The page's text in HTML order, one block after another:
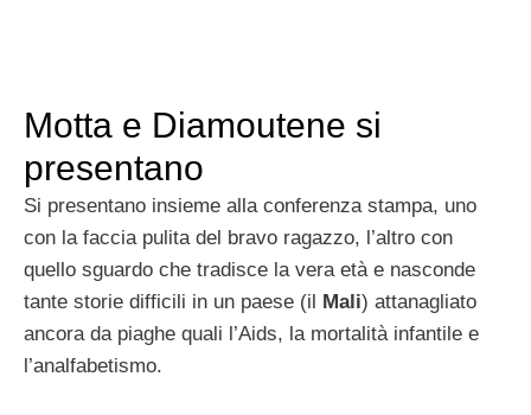
Motta e Diamoutene si
presentano
Si presentano insieme alla conferenza stampa, uno
con la faccia pulita del bravo ragazzo, l’altro con
quello sguardo che tradisce la vera età e nasconde
tante storie difficili in un paese (il Mali) attanagliato
ancora da piaghe quali l’Aids, la mortalità infantile e
l’analfabetismo.